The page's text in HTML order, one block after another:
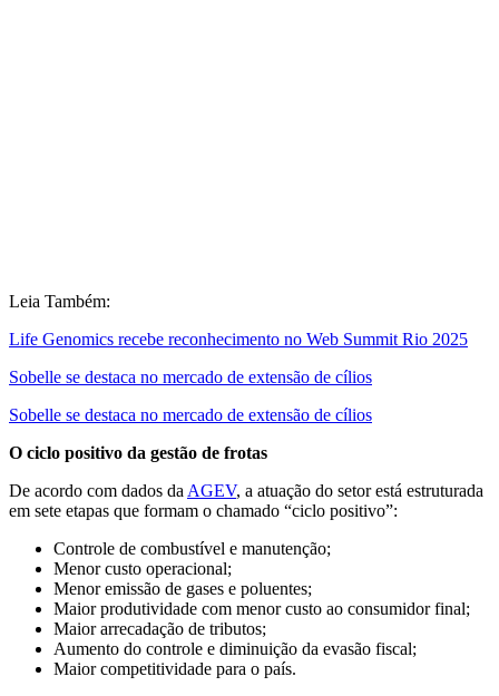
Leia Também:
Life Genomics recebe reconhecimento no Web Summit Rio 2025
Sobelle se destaca no mercado de extensão de cílios
Sobelle se destaca no mercado de extensão de cílios
O ciclo positivo da gestão de frotas
De acordo com dados da AGEV, a atuação do setor está estruturada
em sete etapas que formam o chamado “ciclo positivo”:
Controle de combustível e manutenção;
Menor custo operacional;
Menor emissão de gases e poluentes;
Maior produtividade com menor custo ao consumidor final;
Maior arrecadação de tributos;
Aumento do controle e diminuição da evasão fiscal;
Maior competitividade para o país.